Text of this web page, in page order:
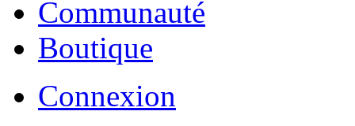
Communauté
Boutique
Connexion